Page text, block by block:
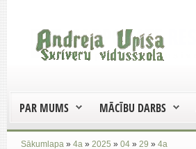
PAR MUMS MĀCĪBU DARBS
Sākumlapa » 4a » 2025 » 04 » 29 » 4a